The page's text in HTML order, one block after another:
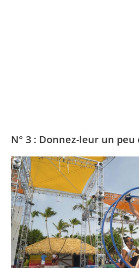
N° 3 : Donnez-leur un